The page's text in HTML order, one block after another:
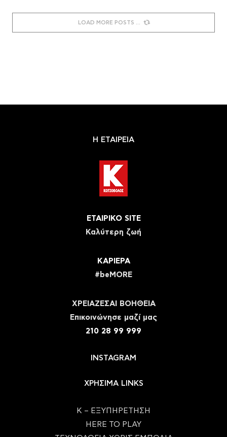
LOAD MORE POSTS
Η ΕΤΑΙΡΕΙΑ
ΕΤΑΙΡΙΚΟ SITE
Καλύτερη ζωή
ΚΑΡΙΕΡΑ
#beMORE
ΧΡΕΙΑΖΕΣΑΙ ΒΟΗΘΕΙΑ
Eπικοινώνησε μαζί μας
210 28 99 999
INSTAGRAM
ΧΡΗΣΙΜΑ LINKS
Κ – ΕΞΥΠΗΡΕΤΗΣΗ
HERE TO PLAY